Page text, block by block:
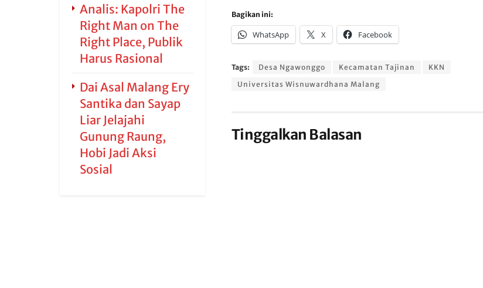
Bagikan ini:
WhatsApp X Facebook
Tags: Desa Ngawonggo Kecamatan Tajinan
KKN
Universitas Wisnuwardhana Malang
Tinggalkan Balasan
Analis: Kapolri The
Right Man on The
Right Place, Publik
Harus Rasional
Dai Asal Malang Ery
Santika dan Sayap
Liar Jelajahi
Gunung Raung,
Hobi Jadi Aksi
Sosial